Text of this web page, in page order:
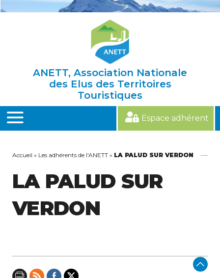
ANETT, Association Nationale
des Elus des Territoires
Touristiques
MENU
Espace adhérent
Accueil » Les adhérents de l'ANETT » LA PALUD SUR VERDON
LA PALUD SUR
VERDON